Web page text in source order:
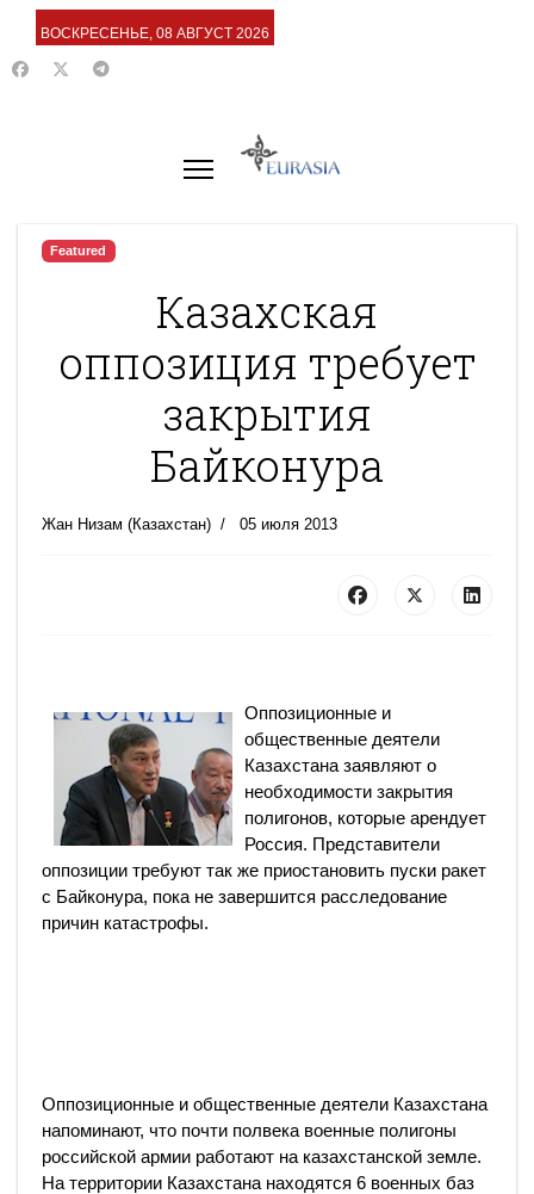
ВОСКРЕСЕНЬЕ, 08 АВГУСТ 2026
Featured
Казахская
оппозиция требует
закрытия
Байконура
Жан Низам (Казахстан) 05 июля 2013
Оппозиционные и
общественные деятели
Казахстана заявляют о
необходимости закрытия
полигонов, которые арендует
Россия. Представители
оппозиции требуют так же приостановить пуски ракет
с Байконура, пока не завершится расследование
причин катастрофы.
Оппозиционные и общественные деятели Казахстана
напоминают, что почти полвека военные полигоны
российской армии работают на казахстанской земле.
На территории Казахстана находятся 6 военных баз